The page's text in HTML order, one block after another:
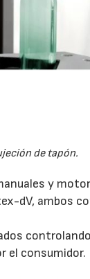
de tapón.
y
dV, ambos
el consumidor.